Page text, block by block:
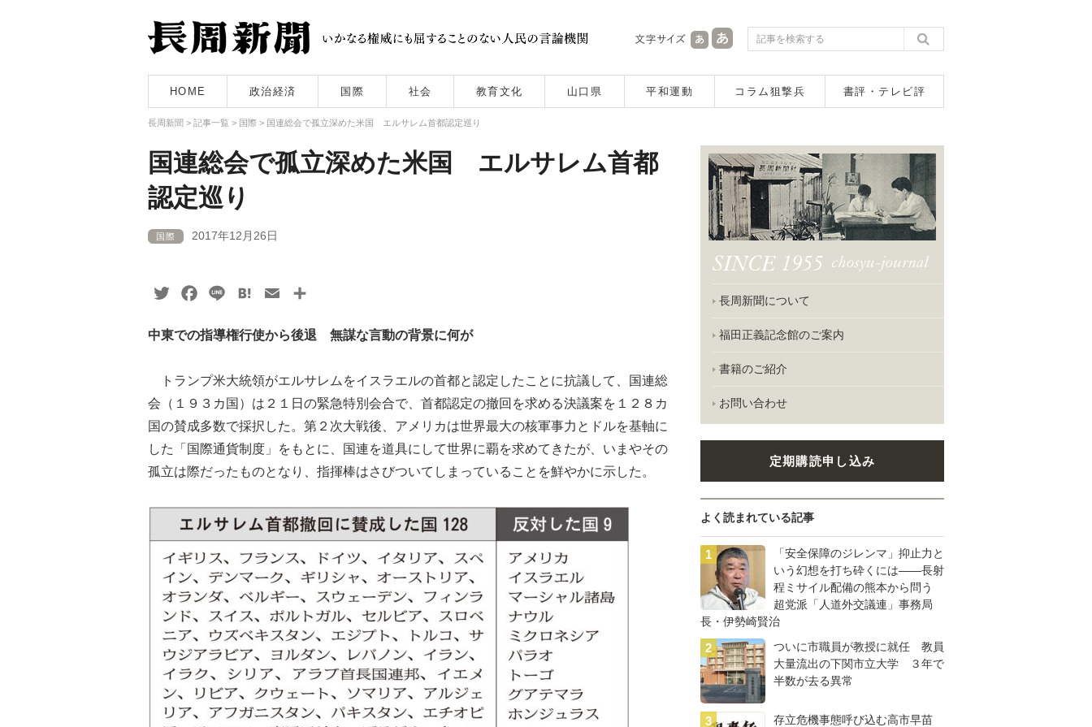
HOME 政治経済 国際 社会 教育文化 山口県 平和運動 コラム狙撃兵 書評・テレビ評
長周新聞 > 記事一覧 > 国際 > 国連総会で孤立深めた米国 エルサレム首都認定巡り
国連総会で孤立深めた米国 エルサレム首都
認定巡り
国際 2017年12月26日
TwitterFacebook
Line HatenaEmail
中東での指導権行使から後退 無謀な言動の背景に何が
トランプ米大統領がエルサレムをイスラエルの首都と認定したことに抗議して、国連総
会（１９３カ国）は２１日の緊急特別会合で、首都認定の撤回を求める決議案を１２８カ
国の賛成多数で採択した。第２次大戦後、アメリカは世界最大の核軍事力とドルを基軸に
した「国際通貨制度」をもとに、国連を道具にして世界に覇を求めてきたが、いまやその
孤立は際だったものとなり、指揮棒はさびついてしまっていることを鮮やかに示した。
長周新聞について
福田正義記念館のご案内
書籍のご紹介
お問い合わせ
定期購読申し込み
よく読まれている記事
「安全保障のジレンマ」抑止力と
いう幻想を打ち砕くには――長射
程ミサイル配備の熊本から問う
超党派「人道外交議連」事務局
長・伊勢崎賢治
ついに市職員が教授に就任 教員
大量流出の下関市立大学 ３年で
半数が去る異常
存立危機事態呼び込む高市早苗